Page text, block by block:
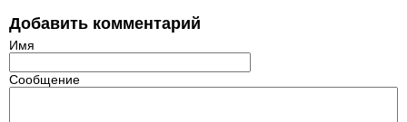
Добавить комментарий
Имя
Сообщение